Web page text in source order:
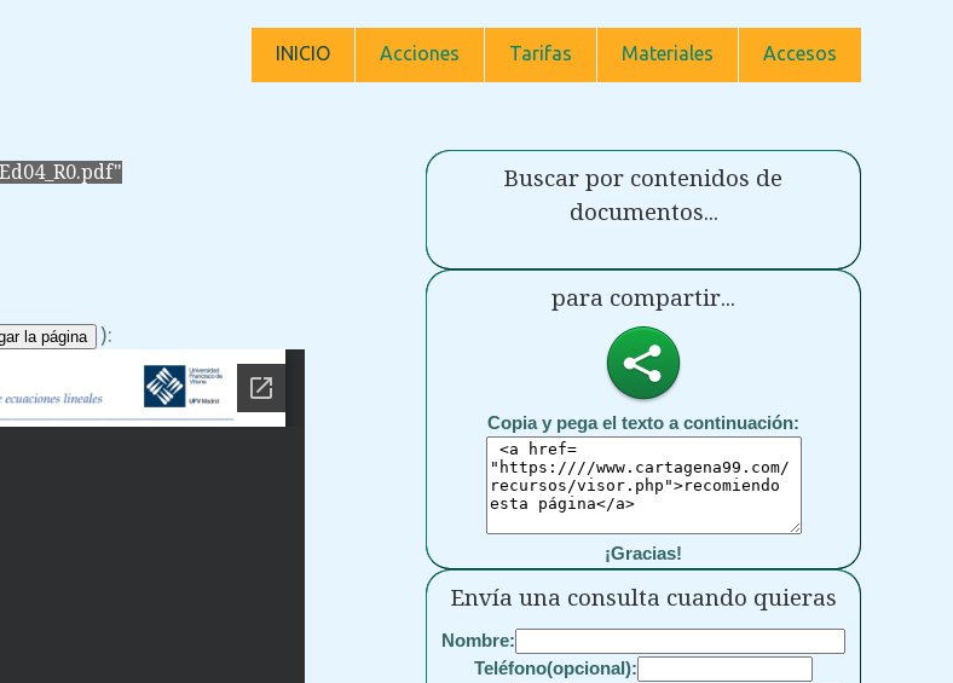
INICIO Acciones Tarifas Materiales Accesos
la página ):
Buscar por contenidos de
documentos...
para compartir...
Copia y pega el texto a continuación:
¡Gracias!
Envía una consulta cuando quieras
Nombre:
Teléfono(opcional):